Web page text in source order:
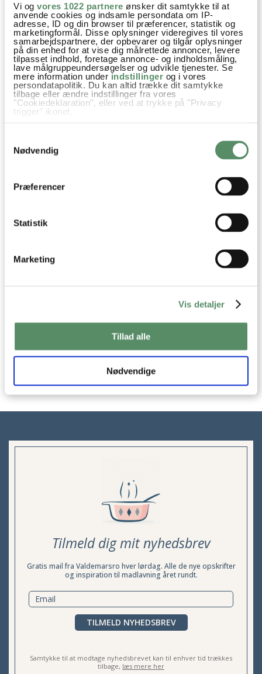
Vi og vores 1022 partnere ønsker dit samtykke til at
anvende cookies og indsamle persondata om IP-
adresse, ID og din browser til præferencer, statistik og
marketingformål. Disse oplysninger videregives til vores
samarbejdspartnere, der opbevarer og tilgår oplysninger
på din enhed for at vise dig målrettede annoncer, levere
tilpasset indhold, foretage annonce- og indholdsmåling,
lave målgruppeundersøgelser og udvikle tjenester. Se
mere information underindstillinger og i vores
persondatapolitik. Du kan altid trække dit samtykke
tilbage eller ændre indstillinger fra vores
"Cookiedeklaration", eller ved at trykke på "Privacy
trigger" ikonet.
Indsamle præcise oplysninger om din placering,
der kan være nøjagtig inden for få meter
Identificere din enhed baseret på en scanning af
Nødvendig
Præferencer
Statistik
Marketing
Vis detaljer
Tillad alle
Nødvendige
BUTTERDEJSSTÆNGER MED
PARMESAN
BAGT OST MED SPRØDE
BUTTERDEJSSTÆNGER
PARMESAN BISCOTTI MED
SORT PEBER OG ROSMARIN
DADLER MED
BLÅSKIMMELOST OG SKINKE
DADLER OG BACON
SALTMANDLER MED
ROSMARIN
Tilmeld dig mit nyhedsbrev
Gratis mail fra Valdemarsro hver lørdag. Alle de nye opskrifter
og inspiration til madlavning året rundt.
TILMELD NYHEDSBREV
Samtykke til at modtage nyhedsbrevet kan til enhver tid trækkes
tilbage, læs mere her